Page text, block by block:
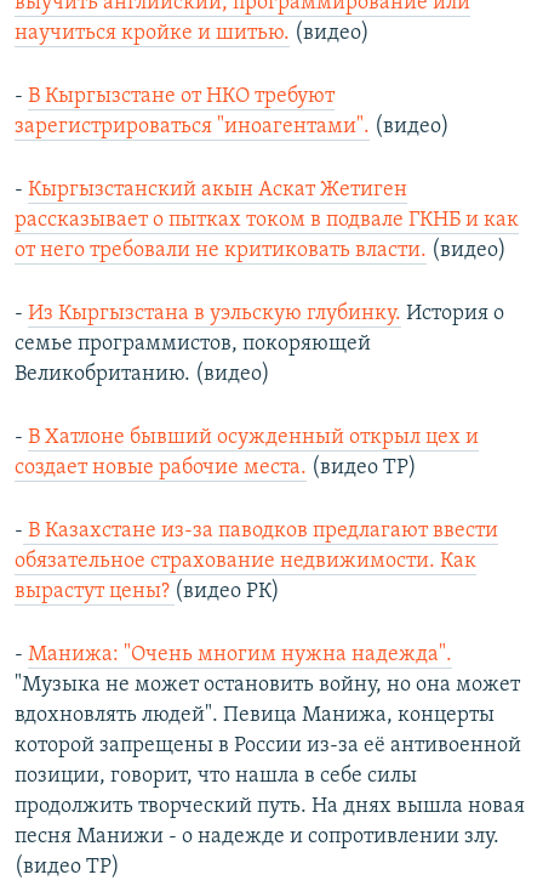
научиться кройке и шитью. (видео)
- В Кыргызстане от НКО требуют
зарегистрироваться "иноагентами". (видео)
- Кыргызстанский акын Аскат Жетиген
рассказывает о пытках током в подвале ГКНБ и как
от него требовали не критиковать власти. (видео)
- Из Кыргызстана в уэльскую глубинку. История о
семье программистов, покоряющей
Великобританию. (видео)
- В Хатлоне бывший осужденный открыл цех и
создает новые рабочие места. (видео ТР)
- В Казахстане из-за паводков предлагают ввести
обязательное страхование недвижимости. Как
вырастут цены? (видео РК)
- Манижа: "Очень многим нужна надежда".
"Музыка не может остановить войну, но она может
вдохновлять людей". Певица Манижа, концерты
которой запрещены в России из-за её антивоенной
позиции, говорит, что нашла в себе силы
продолжить творческий путь. На днях вышла новая
песня Манижи - о надежде и сопротивлении злу.
(видео ТР)